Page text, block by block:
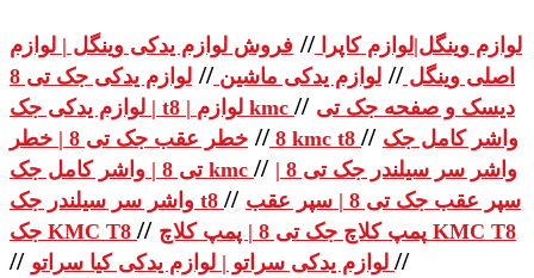
لوازم وینگل|لوازم کاپرا // فروش لوازم یدکی وینگل | لوازم
اصلی وینگل // لوازم یدکی ماشین //
لوازم یدکی جک تی 8
| لوازم یدکی جک t8 | لوازم kmc // دیسک و صفحه جک تی
8
// خطر عقب جک تی 8 | خطر kmc t8 // واشر کامل جک
تی 8 | واشر کامل جک kmc // واشر سر سیلندر جک تی 8 |
واشر سر سیلندر جک t8 // سپر عقب جک تی 8 | سپر عقب
جک KMC T8 // پمپ کلاچ جک تی 8 | پمپ کلاچ KMC T8
// //